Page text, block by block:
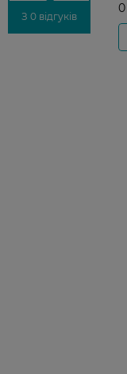
З 0 відгуків
0